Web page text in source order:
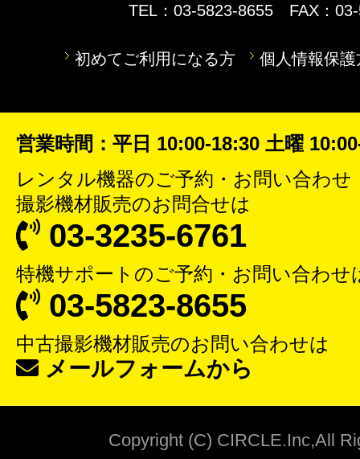
TEL：03-5823-8655 FAX：
初めてご利用になる方 個人情報保護
営業時間：平日 10:00-18:30 土曜
レンタル機器のご予約・お問い合わせ
撮影機材販売のお問合せは
03-3235-6761
特機サポート のご予約・お問い合わせ
03-5823-8655
中古撮影機材販売のお問い合わせは
メールフォームから
Copyright (C) CIRCLE.Inc,All